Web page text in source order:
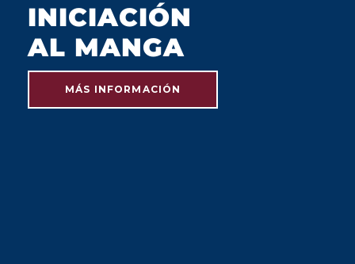
INICIACIÓN
AL MANGA
MÁS INFORMACIÓN